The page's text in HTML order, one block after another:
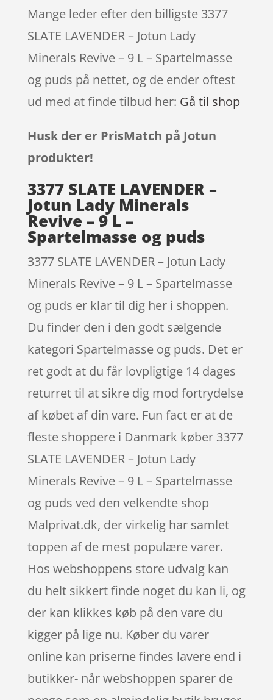
Mange leder efter den billigste 3377
SLATE LAVENDER – Jotun Lady
Minerals Revive – 9 L – Spartelmasse
og puds på nettet, og de ender oftest
ud med at finde tilbud her: Gå til shop
Husk der er PrisMatch på Jotun
produkter!
3377 SLATE LAVENDER –
Jotun Lady Minerals
Revive – 9 L –
Spartelmasse og puds
3377 SLATE LAVENDER – Jotun Lady
Minerals Revive – 9 L – Spartelmasse
og puds er klar til dig her i shoppen.
Du finder den i den godt sælgende
kategori Spartelmasse og puds. Det er
ret godt at du får lovpligtige 14 dages
returret til at sikre dig mod fortrydelse
af købet af din vare. Fun fact er at de
fleste shoppere i Danmark køber 3377
SLATE LAVENDER – Jotun Lady
Minerals Revive – 9 L – Spartelmasse
og puds ved den velkendte shop
Malprivat.dk, der virkelig har samlet
toppen af de mest populære varer.
Hos webshoppens store udvalg kan
du helt sikkert finde noget du kan li, og
der kan klikkes køb på den vare du
kigger på lige nu. Køber du varer
online kan priserne findes lavere end i
butikker- når webshoppen sparer de